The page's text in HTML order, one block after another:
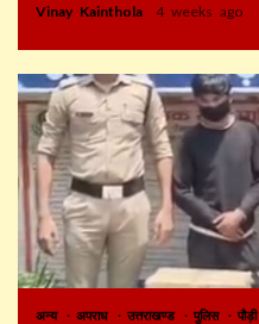
Vinay Kainthola 4 weeks ago
अन्य अपराध उत्तराखण्ड पुलिस पौड़ी